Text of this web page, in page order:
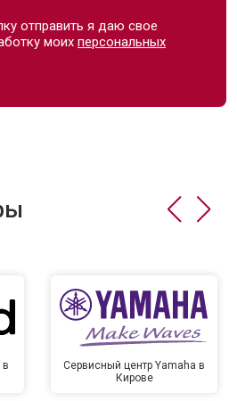
отправить я даю свое
моихперсональных
в
Сервисный центр Yamaha в
Кирове